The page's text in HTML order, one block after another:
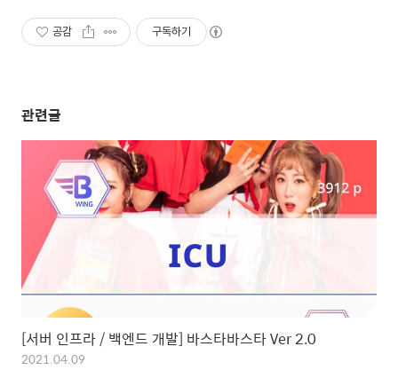
공감 구독하기
관련글
[서버 인프라 / 백엔드 개발] 바스타바스타 Ver 2.0
2021.04.09